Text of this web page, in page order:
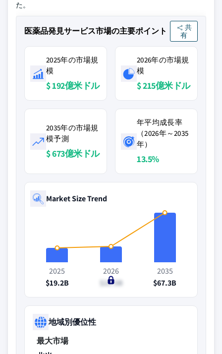
た。
医薬品発見サービス市場の主要ポイント
共
有
2025年の市場規
模
$ 192億米ドル
2026年の市場規
模
$ 215億米ドル
2035年の市場規
模予測
$ 673億米ドル
年平均成長率
（2026年～2035
年）
13.5%
Market Size Trend
2025
$19.2B
2026
$21.5B
2035
$67.3B
地域別優位性
最大市場